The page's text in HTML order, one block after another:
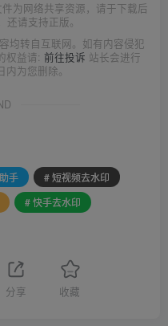
为网络共享资源，请于下载后
请支持正版。
均转自互联网。如有内容侵犯
权益请: 前往投诉 站长会进行
为您删除。
手
# 短视频去水印
# 快手去水印
分享 收藏